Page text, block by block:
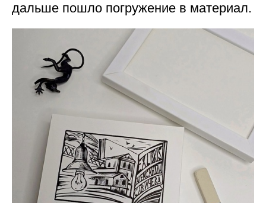
дальше пошло погружение в материал.